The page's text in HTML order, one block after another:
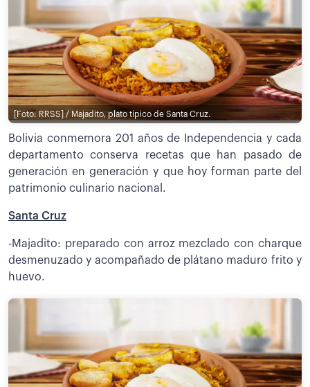
[Foto: RRSS] / Majadito, plato típico de Santa Cruz.
Bolivia conmemora 201 años de Independencia y cada
departamento conserva recetas que han pasado de
generación en generación y que hoy forman parte del
patrimonio culinario nacional.
Santa Cruz
-Majadito: preparado con arroz mezclado con charque
desmenuzado y acompañado de plátano maduro frito y
huevo.